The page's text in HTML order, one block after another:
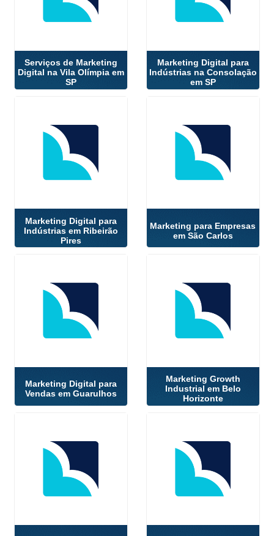
Serviços de Marketing
Digital na Vila Olímpia em
SP
Marketing Digital para
Indústrias na Consolação
em SP
Marketing Digital para
Indústrias em Ribeirão
Pires
Marketing para Empresas
em São Carlos
Marketing Digital para
Vendas em Guarulhos
Marketing Growth
Industrial em Belo
Horizonte